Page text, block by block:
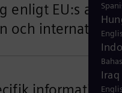
enligt EU:s
och
Iraq